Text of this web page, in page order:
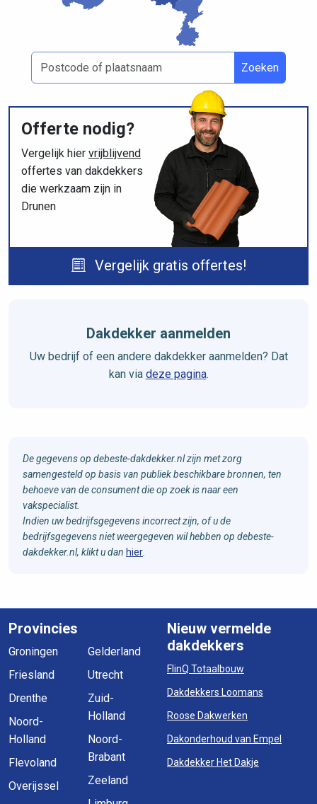
Zoeken
Offerte nodig?
Vergelijk hier vrijblijvend
offertes van dakdekkers
die werkzaam zijn in
Drunen
Vergelijk gratis offertes!
Dakdekker aanmelden
Uw bedrijf of een andere dakdekker aanmelden? Dat
kan via deze pagina.
De gegevens op debeste-dakdekker.nl zijn met zorg
samengesteld op basis van publiek beschikbare bronnen, ten
behoeve van de consument die op zoek is naar een
vakspecialist.
Indien uw bedrijfsgegevens incorrect zijn, of u de
bedrijfsgegevens niet weergegeven wil hebben op debeste-
dakdekker.nl, klikt u dan hier
Provincies
Groningen
Friesland
Drenthe
Noord-
Holland
Flevoland
Overijssel
Gelderland
Utrecht
Zuid-
Holland
Noord-
Brabant
Zeeland
Nieuw vermelde
dakdekkers
FlinQ Totaalbouw
Dakdekkers Loomans
Roose Dakwerken
Dakonderhoud van Empel
Dakdekker Het Dakje